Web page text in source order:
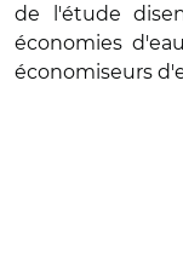
de l'étude
économies
économiseurs